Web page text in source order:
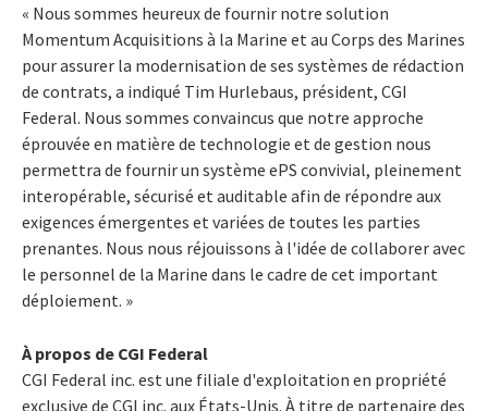
« Nous sommes heureux de fournir notre solution
Momentum Acquisitions à la Marine et au Corps des Marines
pour assurer la modernisation de ses systèmes de rédaction
de contrats, a indiqué Tim Hurlebaus, président, CGI
Federal. Nous sommes convaincus que notre approche
éprouvée en matière de technologie et de gestion nous
permettra de fournir un système ePS convivial, pleinement
interopérable, sécurisé et auditable afin de répondre aux
exigences émergentes et variées de toutes les parties
prenantes. Nous nous réjouissons à l'idée de collaborer avec
le personnel de la Marine dans le cadre de cet important
déploiement. »
À propos de CGI Federal
CGI Federal inc. est une filiale d'exploitation en propriété
exclusive de CGI inc. aux États-Unis. À titre de partenaire des